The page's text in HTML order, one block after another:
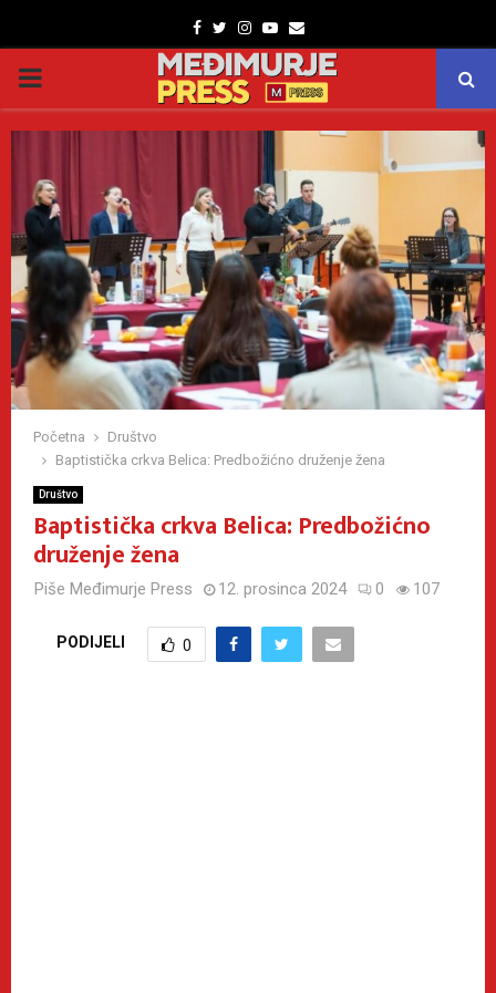
Facebook
TwitterInstagram
Youtube
Email
PRIMARY
MENU
Početna
Društvo
Baptistička crkva Belica: Predbožićno druženje žena
Društvo
Baptistička crkva Belica: Predbožićno
druženje žena
Piše Međimurje Press 12. prosinca 2024 0 107
PODIJELI 0